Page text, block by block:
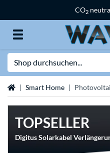
CO2
StartseiteSmart Home
TOPSELLER
Digitus Solarkabel